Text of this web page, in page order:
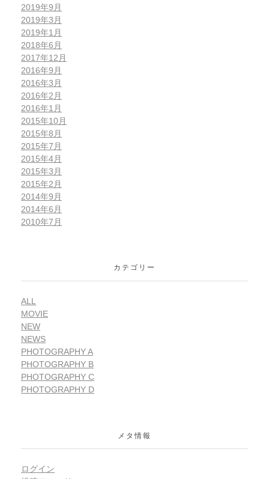
2019年9月
2019年3月
2019年1月
2018年6月
2017年12月
2016年9月
2016年3月
2016年2月
2016年1月
2015年10月
2015年8月
2015年7月
2015年4月
2015年3月
2015年2月
2014年9月
2014年6月
2010年7月
カテゴリー
ALL
MOVIE
NEW
NEWS
PHOTOGRAPHY A
PHOTOGRAPHY B
PHOTOGRAPHY C
PHOTOGRAPHY D
メタ情報
ログイン